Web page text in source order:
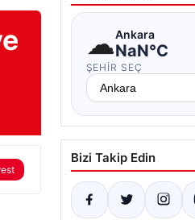
☁Ankara
NaN°C
ŞEHIR SEÇ
Bizi Takip Edin